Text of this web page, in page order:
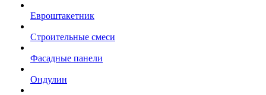
Евроштакетник
Строительные смеси
Фасадные панели
Ондулин